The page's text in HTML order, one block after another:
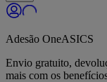
Adesão OneASICS
Envio gratuito,
mais com os